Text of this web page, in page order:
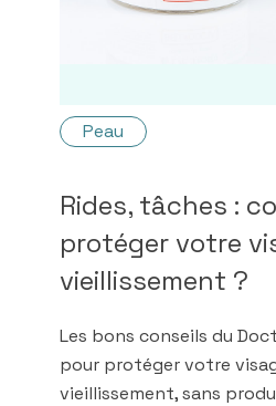
Peau
Rides, tâches :
protéger votre
vieillissement ?
Les bons conseils du
pour protéger votre
vieillissement, sans